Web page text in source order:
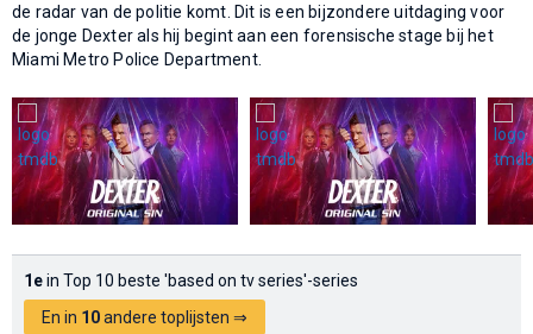
de radar van de politie komt. Dit is een bijzondere uitdaging voor
de jonge Dexter als hij begint aan een forensische stage bij het
Miami Metro Police Department.
1ein Top 10 beste 'based on tv series'-series
En in 10andere toplijsten ⇒